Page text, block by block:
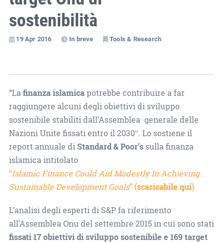
sostenibilità
19 Apr 2016 In breve Tools & Research
“Lafinanza islamicapotrebbe contribuire a far
raggiungere alcuni degli obiettivi di sviluppo
sostenibile stabiliti dall’Assemblea generale delle
Nazioni Unite fissati entro il 2030″. Lo sostiene il
report annuale diStandard & Poor’ssulla finanza
islamica intitolato
“Islamic Finance Could Aid Modestly In Achieving
Sustainable Development Goals” (scaricabile qui).
L’analisi degli esperti di S&P fa riferimento
all’Assemblea Onu del settembre 2015 in cui sono stati
fissati 17 obiettivi di sviluppo sostenibile e 169 target